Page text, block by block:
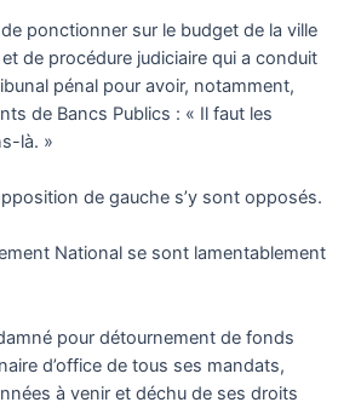
de ponctionner sur le budget de la ville
de procédure judiciaire qui a conduit
pénal pour avoir, notamment,
de Bancs Publics : « Il faut les
là. »
de gauche s’y sont opposés.
National se sont lamentablement
pour détournement de fonds
d’office de tous ses mandats,
à venir et déchu de ses droits